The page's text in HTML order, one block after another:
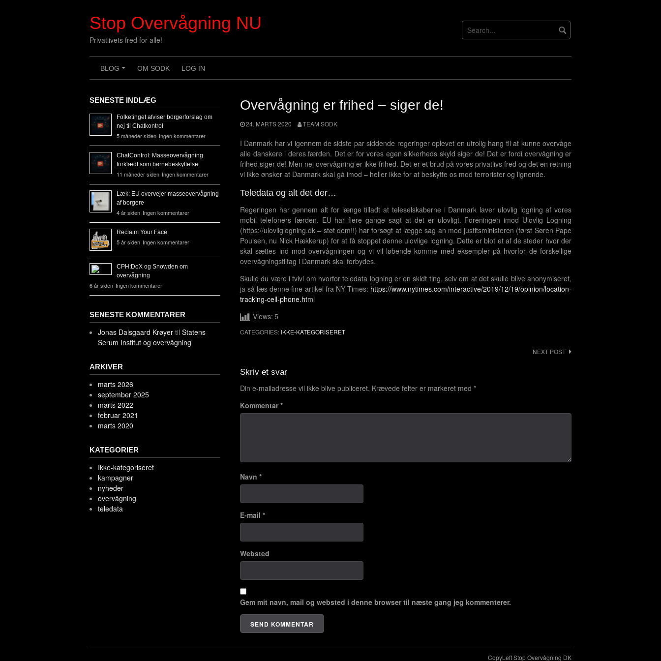
Stop Overvågning NU
Privatlivets fred for alle!
+
BLOG OM SODK LOG IN
Overvågning er frihed – siger de!
24. MARTS 2020 TEAM SODK
I Danmark har vi igennem de sidste par siddende regeringer oplevet en utrolig hang til at kunne overvåge
alle danskere i deres færden. Det er for vores egen sikkerheds skyld siger de! Det er fordi overvågning er
frihed siger de! Men nej overvågning er ikke frihed. Det er et brud på vores privatlivs fred og det en retning
vi ikke ønsker at Danmark skal gå imod – heller ikke for at beskytte os mod terrorister og lignende.
Teledata og alt det der…
Regeringen har gennem alt for længe tilladt at teleselskaberne i Danmark laver ulovlig logning af vores
mobil telefoners færden. EU har flere gange sagt at det er ulovligt. Foreningen imod Ulovlig Logning
(https://ulovliglogning.dk – støt dem!!) har forsøgt at lægge sag an mod justitsministeren (først Søren Pape
Poulsen, nu Nick Hækkerup) for at få stoppet denne ulovlige logning. Dette er blot et af de steder hvor der
skal sættes ind mod overvågningen og vi vil løbende komme med eksempler på hvorfor de forskellige
overvågningstiltag i Danmark skal forbydes.
Skulle du være i tvivl om hvorfor teledata logning er en skidt ting, selv om at det skulle blive anonymiseret,
ja så læs denne fine artikel fra NY Times: https://www.nytimes.com/interactive/2019/12/19/opinion/location-
tracking-cell-phone.html
Views: 5
CATEGORIES: IKKE-KATEGORISERET
NEXT POST
Skriv et svar
Din e-mailadresse vil ikke blive publiceret. Krævede felter er markeret med *
Kommentar*
Navn *
E-mail *
Websted
Gem mit navn, mail og websted i denne browser til næste gang jeg kommenterer.
SENESTE INDLÆG
Folketinget afviser borgerforslag om
nej til Chatkontrol
5 måneder siden Ingen kommentarer
ChatControl: Masseovervågning
forklædt som børnebeskyttelse
11 måneder siden Ingen kommentarer
Læk: EU overvejer masseovervågning
af borgere
4 år siden Ingen kommentarer
Reclaim Your Face
5 år siden Ingen kommentarer
CPH:DoX og Snowden om
overvågning
6 år siden Ingen kommentarer
SENESTE KOMMENTARER
Jonas Dalsgaard Krøyertil Statens
Serum Institut og overvågning
ARKIVER
marts 2026
september 2025
marts 2022
februar 2021
marts 2020
KATEGORIER
Ikke-kategoriseret
kampagner
nyheder
overvågning
teledata
CopyLeft Stop Overvågning DK